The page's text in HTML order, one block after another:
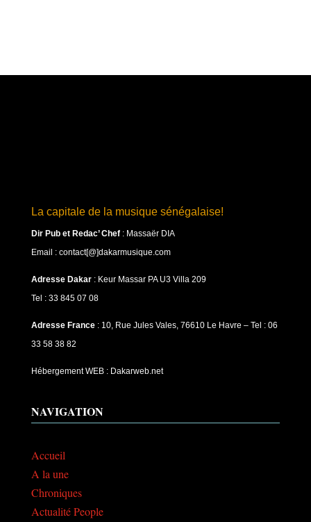
La capitale de la musique sénégalaise!
Dir Pub et Redac’ Chef: Massaër DIA
Email : contact[@]dakarmusique.com
Adresse Dakar: Keur Massar PA U3 Villa 209
Tel : 33 845 07 08
Adresse France: 10, Rue Jules Vales, 76610 Le Havre – Tel : 06
33 58 38 82
Hébergement WEB : Dakarweb.net
NAVIGATION
Accueil
A la une
Chroniques
Actualité People